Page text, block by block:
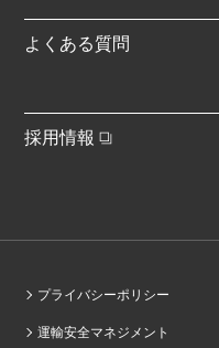
よくある質問
採用情報
プライバシーポリシー
運輸安全マネジメント